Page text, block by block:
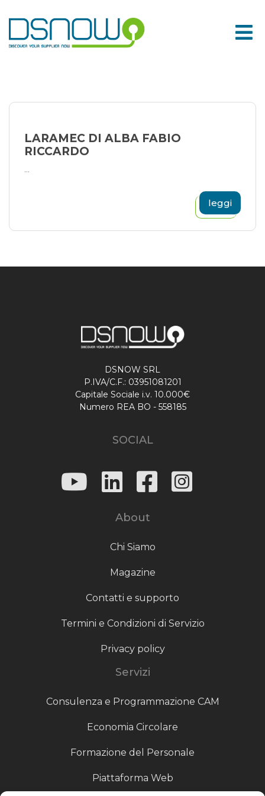
to
content
LARAMEC DI ALBA FABIO
RICCARDO
...
leggi
DSNOW SRL
P.IVA/C.F.: 03951081201
Capitale Sociale i.v. 10.000€
Numero REA BO - 558185
SOCIAL
About
Chi Siamo
Magazine
Contatti e supporto
Termini e Condizioni di Servizio
Privacy policy
Servizi
Consulenza e Programmazione CAM
Economia Circolare
Formazione del Personale
Piattaforma Web